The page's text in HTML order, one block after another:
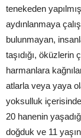
tenekeden
aydınlanmaya
bulunmayan,
taşıdığı,
harmanlara
atlarla veya yaya
yoksulluk
20 hanenin
doğduk ve 11